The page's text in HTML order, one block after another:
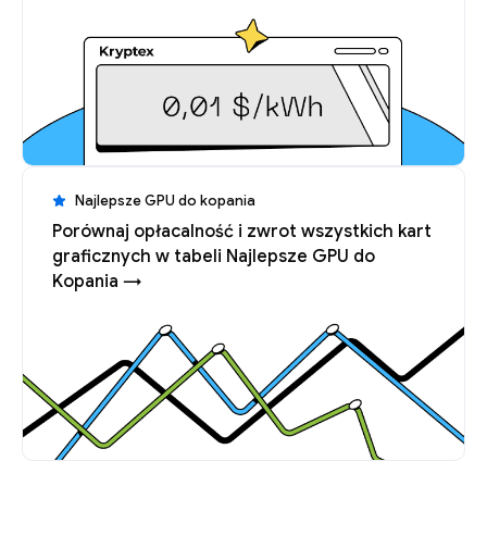
Najlepsze GPU do kopania
Porównaj opłacalność i zwrot wszystkich kart
graficznych w tabeli Najlepsze GPU do
Kopania →